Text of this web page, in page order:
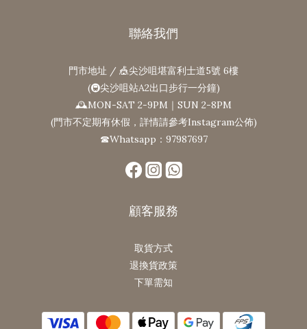
聯絡我們
門市地址 / 🎪尖沙咀堪富利士道5號 6樓
(🚇尖沙咀站A2出口步行一分鐘)
🕰MON-SAT 2-9PM｜SUN 2-8PM
(門市不定期有休假，詳情請參考Instagram公佈)
☎Whatsapp：97987697
顧客服務
取貨方式
退換貨政策
下單需知